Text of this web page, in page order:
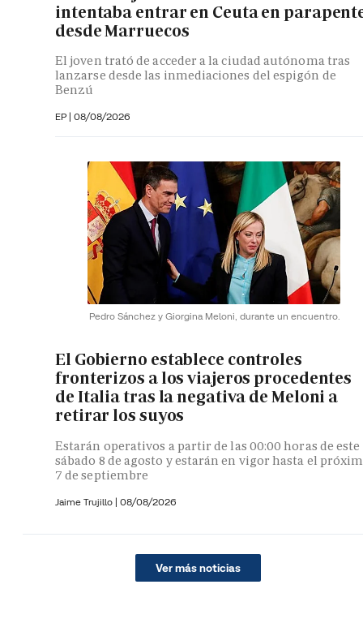
intentaba entrar en Ceuta en
desde Marruecos
El joven trató de acceder a la ciudad autónoma tras
lanzarse desde las inmediaciones del espigón de
Benzú
EP | 08/08/2026
Pedro Sánchez y Giorgina Meloni, durante un encuentro.
El Gobierno establece controles
fronterizos a los viajeros procedentes
de Italia tras la negativa de Meloni a
retirar los suyos
Estarán operativos a partir de las 00:00 horas de este
sábado 8 de agosto y estarán en vigor hasta el
7 de septiembre
Jaime Trujillo | 08/08/2026
Ver más noticias